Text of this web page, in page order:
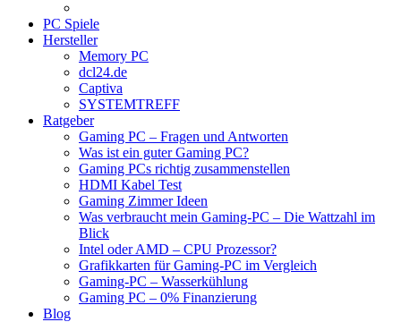
PC Spiele
Hersteller
Memory PC
dcl24.de
Captiva
SYSTEMTREFF
Ratgeber
Gaming PC – Fragen und Antworten
Was ist ein guter Gaming PC?
Gaming PCs richtig zusammenstellen
HDMI Kabel Test
Gaming Zimmer Ideen
Was verbraucht mein Gaming-PC – Die Wattzahl im
Blick
Intel oder AMD – CPU Prozessor?
Grafikkarten für Gaming-PC im Vergleich
Gaming-PC – Wasserkühlung
Gaming PC – 0% Finanzierung
Blog